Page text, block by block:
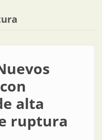
alta
ruptura